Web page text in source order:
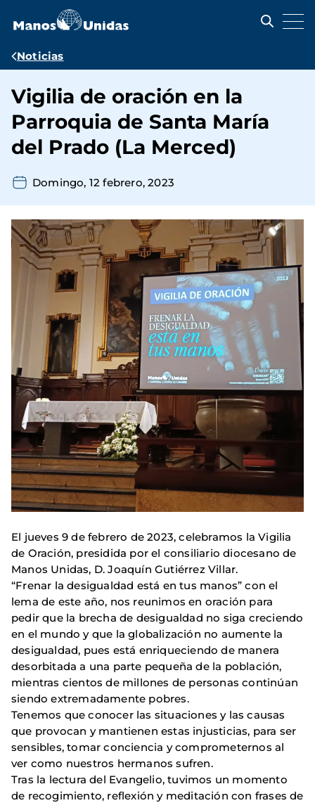
contenido
Ruta
navegación
Noticias
Vigilia de oración en la
Parroquia de Santa María
del Prado (La Merced)
Domingo, 12 febrero, 2023
El jueves 9 de febrero de 2023, celebramos la Vigilia
de Oración, presidida por el consiliario diocesano de
Manos Unidas, D. Joaquín Gutiérrez Villar.
“Frenar la desigualdad está en tus manos” con el
lema de este año, nos reunimos en oración para
pedir que la brecha de desigualdad no siga creciendo
en el mundo y que la globalización no aumente la
desigualdad, pues está enriqueciendo de manera
desorbitada a una parte pequeña de la población,
mientras cientos de millones de personas continúan
siendo extremadamente pobres.
Tenemos que conocer las situaciones y las causas
que provocan y mantienen estas injusticias, para ser
sensibles, tomar conciencia y comprometernos al
ver como nuestros hermanos sufren.
Tras la lectura del Evangelio, tuvimos un momento
de recogimiento, reflexión y meditación con frases de